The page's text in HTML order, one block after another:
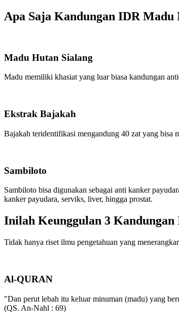
Apa Saja Kandungan IDR Madu
Madu Hutan Sialang
Madu memiliki khasiat yang luar biasa kandungan
Ekstrak Bajakah
Bajakah teridentifikasi mengandung 40 zat yang bisa
Sambiloto
Sambiloto bisa digunakan sebagai anti kanker
kanker payudara, serviks, liver, hingga prostat.
Inilah Keunggulan 3
Tidak hanya riset ilmu pengetahuan yang
Al-QURAN
"Dan perut lebah itu keluar minuman (madu) yang
(QS. An-Nahl : 69)